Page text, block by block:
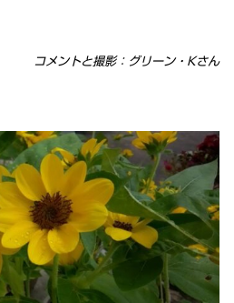
コメントと撮影：グリーン・Kさん